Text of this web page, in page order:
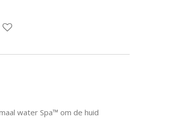
water Spa™ om de huid